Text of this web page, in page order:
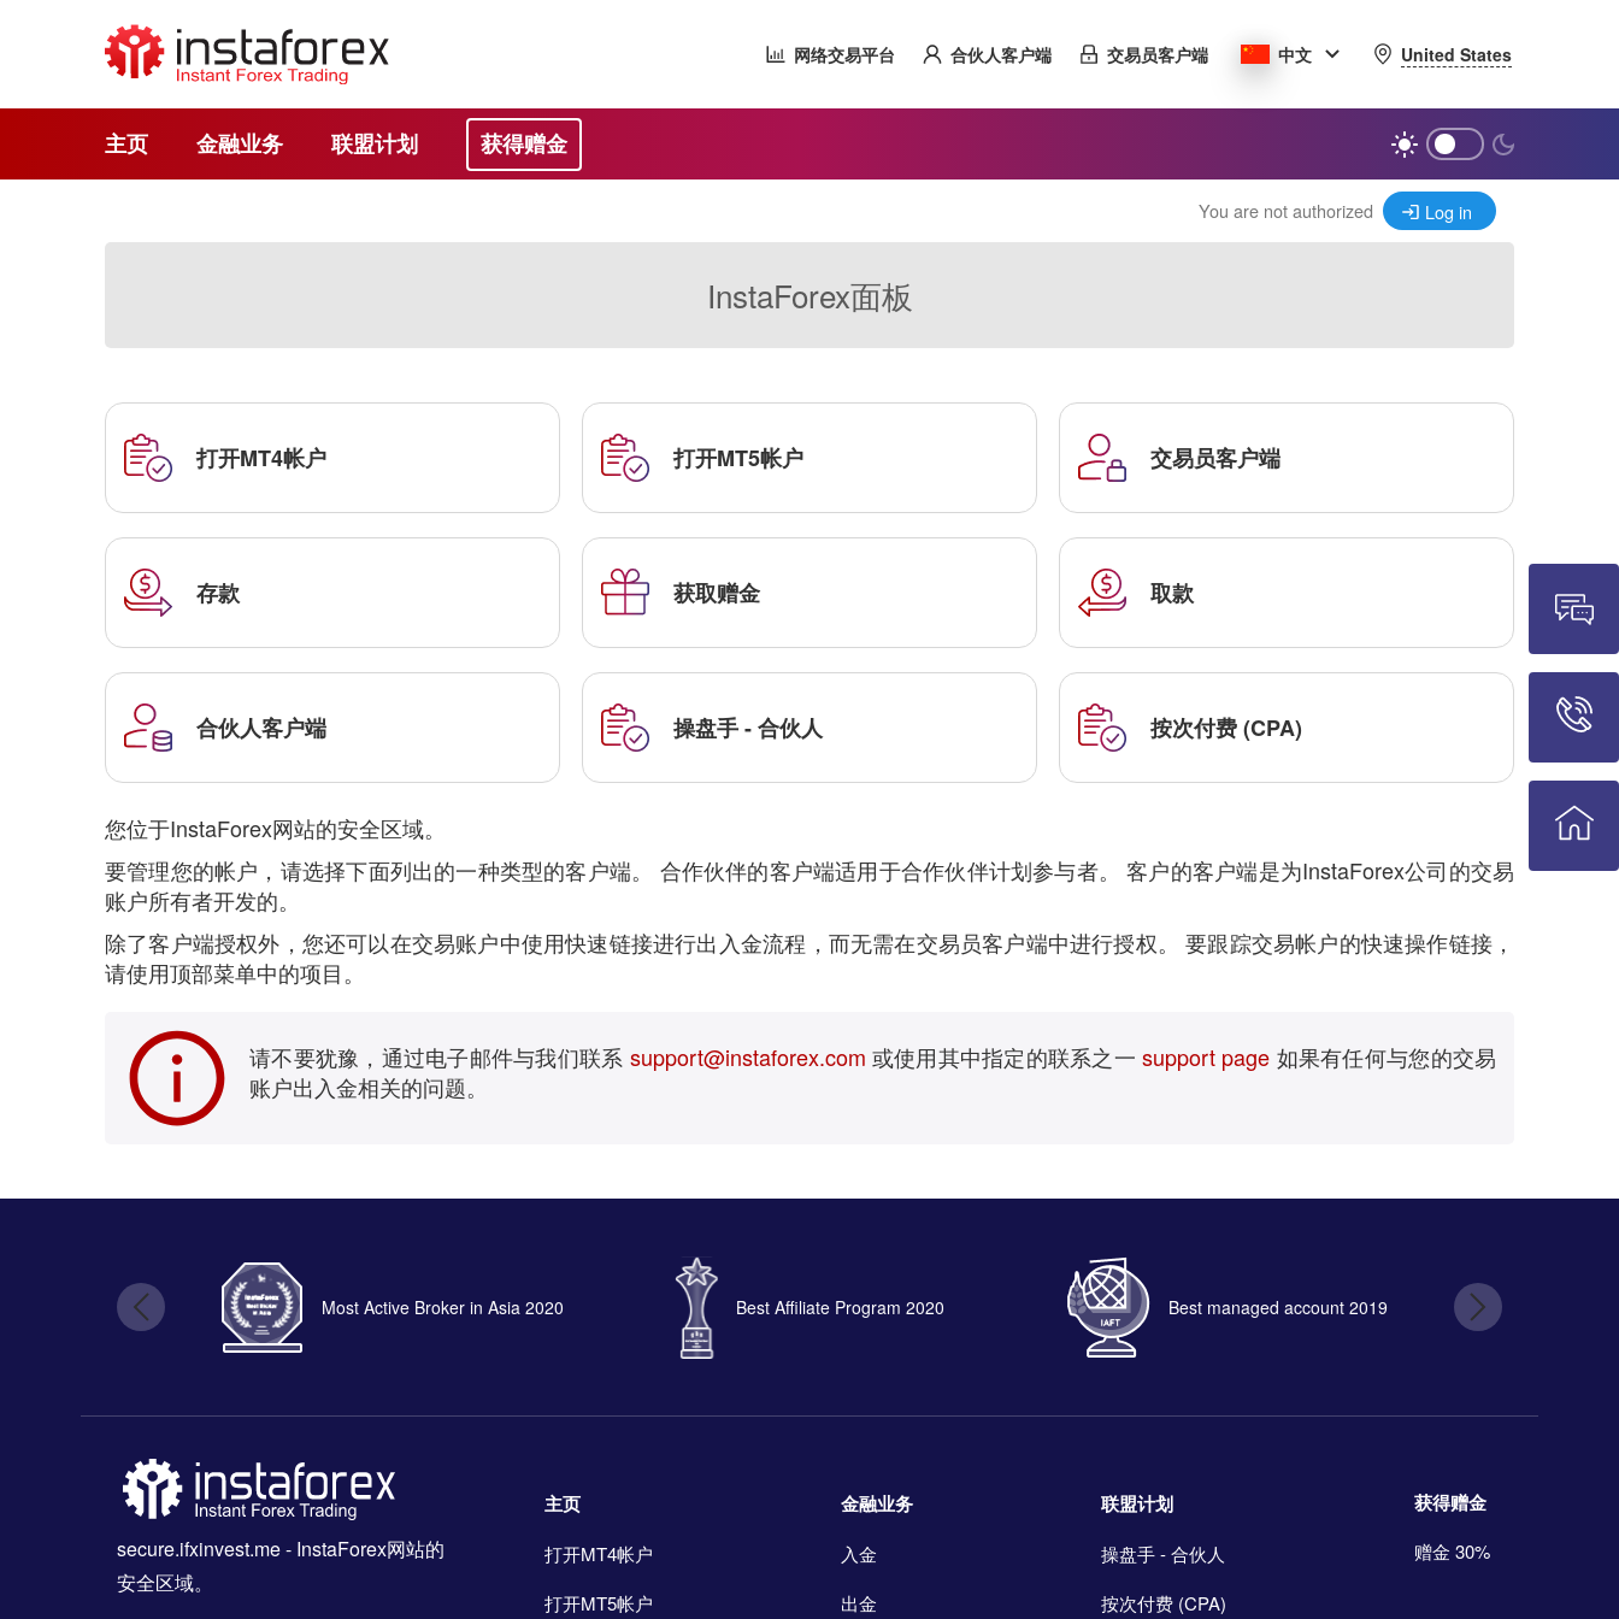
网络交易平台 合伙人客户端 交易员客户端 中文 United States
主页 金融业务 联盟计划 获得赠金
You are not authorized Log in
InstaForex面板
打开MT4帐户 打开MT5帐户 交易员客户端
存款 获取赠金 取款
合伙人客户端 操盘手 - 合伙人 按次付费 (CPA)
您位于InstaForex网站的安全区域。
要管理您的帐户，请选择下面列出的一种类型的客户端。 合作伙伴的客户端适用于合作伙伴计划参与者。 客户的客户端是为InstaForex公司的交易
账户所有者开发的。
除了客户端授权外，您还可以在交易账户中使用快速链接进行出入金流程，而无需在交易员客户端中进行授权。 要跟踪交易帐户的快速操作链接，
请使用顶部菜单中的项目。
请不要犹豫，通过电子邮件与我们联系 support@instaforex.com 或使用其中指定的联系之一support page 如果有任何与您的交易
账户出入金相关的问题。
Most Active Broker in Asia 2020 Best Affiliate Program 2020 Best managed account 2019
secure.ifxinvest.me- InstaForex网站的
安全区域。
主页
打开MT4帐户
打开MT5帐户
金融业务
入金
出金
联盟计划
操盘手 - 合伙人
按次付费 (CPA)
获得赠金
赠金 30%